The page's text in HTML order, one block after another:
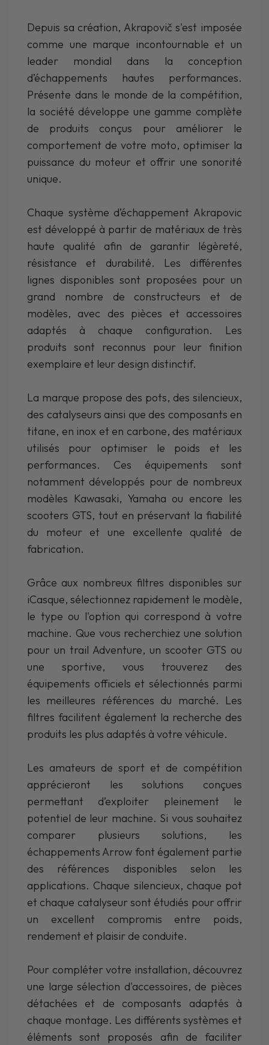
Depuis sa création, Akrapovič s'est imposée
comme une marque incontournable et un
leader mondial dans la conception
d’échappements hautes performances.
Présente dans le monde de la compétition,
la société développe une gamme complète
de produits conçus pour améliorer le
comportement de votre moto, optimiser la
puissance du moteur et offrir une sonorité
unique.
Chaque système d’échappement Akrapovic
est développé à partir de matériaux de très
haute qualité afin de garantir légèreté,
résistance et durabilité. Les différentes
lignes disponibles sont proposées pour un
grand nombre de constructeurs et de
modèles, avec des pièces et accessoires
adaptés à chaque configuration. Les
produits sont reconnus pour leur finition
exemplaire et leur design distinctif.
La marque propose des pots, des silencieux,
des catalyseurs ainsi que des composants en
titane, en inox et en carbone, des matériaux
utilisés pour optimiser le poids et les
performances. Ces équipements sont
notamment développés pour de nombreux
modèles Kawasaki, Yamaha ou encore les
scooters GTS, tout en préservant la fiabilité
du moteur et une excellente qualité de
fabrication.
Grâce aux nombreux filtres disponibles sur
iCasque, sélectionnez rapidement le modèle,
le type ou l'option qui correspond à votre
machine. Que vous recherchiez une solution
pour un trail Adventure, un scooter GTS ou
une sportive, vous trouverez des
équipements officiels et sélectionnés parmi
les meilleures références du marché. Les
filtres facilitent également la recherche des
produits les plus adaptés à votre véhicule.
Les amateurs de sport et de compétition
apprécieront les solutions conçues
permettant d’exploiter pleinement le
potentiel de leur machine. Si vous souhaitez
comparer plusieurs solutions, les
échappements Arrow font également partie
des références disponibles selon les
applications. Chaque silencieux, chaque pot
et chaque catalyseur sont étudiés pour offrir
un excellent compromis entre poids,
rendement et plaisir de conduite.
Pour compléter votre installation, découvrez
une large sélection d'accessoires, de pièces
détachées et de composants adaptés à
chaque montage. Les différents systèmes et
éléments sont proposés afin de faciliter